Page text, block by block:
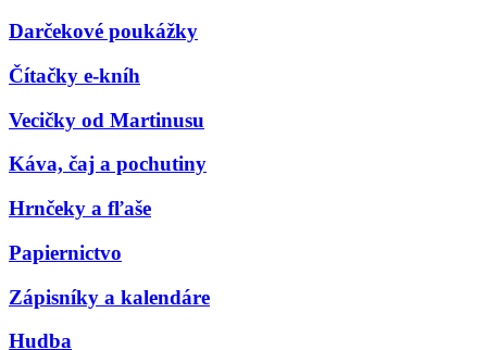
Darčekové poukážky
Čítačky e-kníh
Vecičky od Martinusu
Káva, čaj a pochutiny
Hrnčeky a fľaše
Papiernictvo
Zápisníky a kalendáre
Hudba